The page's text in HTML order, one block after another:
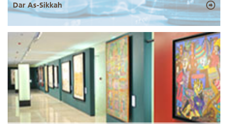
Dar As-Sikkah